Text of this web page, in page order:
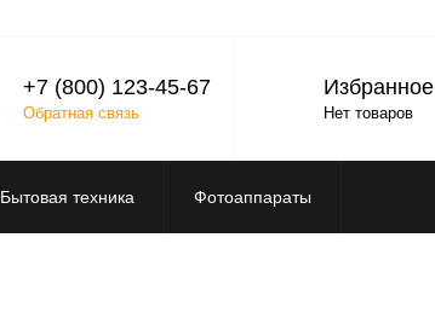
+7 (800) 123-45-67
Обратная связь
Избранное
Нет товаров
Бытовая техника Фотоаппараты